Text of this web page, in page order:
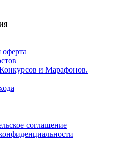
и Марафонов.
соглашение